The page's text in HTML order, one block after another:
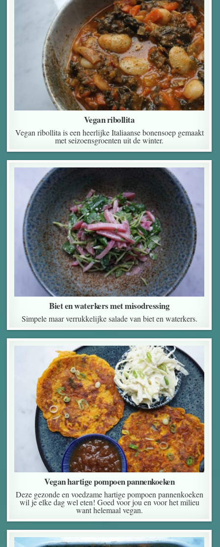
Vegan ribollita
Vegan ribollita is een heerlijke Italiaanse bonensoep gemaakt
met seizoensgroenten uit de winter.
Biet en waterkers met misodressing
Simpele maar verrukkelijke salade van biet en waterkers.
Vegan hartige pompoen pannenkoeken
Deze gezonde en voedzame hartige pompoen pannenkoeken
wil je elke dag wel eten! Goed voor jou en voor het milieu
want helemaal vegan.